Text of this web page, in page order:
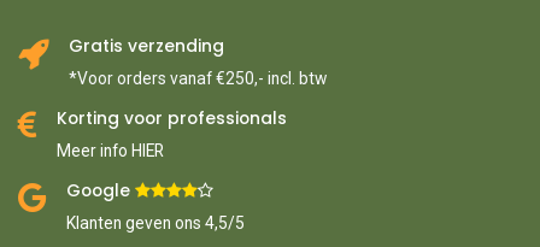
Gratis verzending
*Voor orders vanaf €250,- incl. btw
Korting voor professionals
Meer info HIER
Google ​
Klanten geven ons 4,5/5